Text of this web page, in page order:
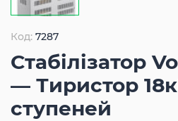
Код: 7287
Стабілізатор
— Тиристор
ступеней